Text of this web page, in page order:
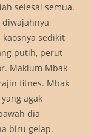
selesai semua.
sedikit
putih, perut
Maklum Mbak
fitnes. Mbak
agak
dia
biru gelap.